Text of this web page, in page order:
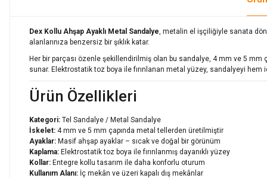
Dex Kollu Ahşap Ayaklı Metal Sandalye, metalin el işçiliğiyle sanata
alanlarınıza benzersiz bir şıklık katar.
Her bir parçası özenle şekillendirilmiş olan bu sandalye, 4 mm ve 5 mm
sunar. Elektrostatik toz boya ile fırınlanan metal yüzey, sandalyeyi
Ürün Özellikleri
Kategori: Tel Sandalye / Metal Sandalye
İskelet: 4 mm ve 5 mm çapında metal tellerden üretilmiştir
Ayaklar: Masif ahşap ayaklar – sıcak ve doğal bir görünüm
Kaplama: Elektrostatik toz boya ile fırınlanmış dayanıklı yüzey
Kollar: Entegre kollu tasarım ile daha konforlu oturum
Kullanım Alanı: İç mekân ve üzeri kapalı dış mekânlar